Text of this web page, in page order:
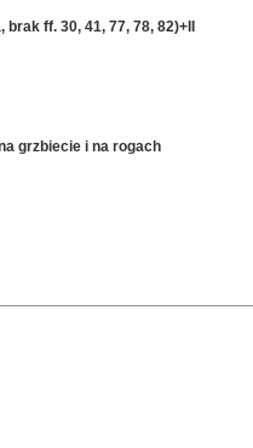
brak ff. 30, 41, 77, 78, 82)+II
grzbiecie i na rogach